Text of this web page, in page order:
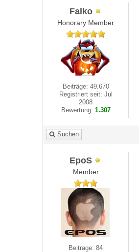
Falko
Honorary Member
Beiträge: 49.670
Registriert seit: Jul
2008
Bewertung: 1.307
Suchen
EpoS
Member
Beiträge: 84